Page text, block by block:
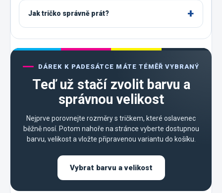
Jak tričko správně prát?
DÁREK K PADESÁTCE MÁTE TÉMĚŘ VYBRANÝ
Teď už stačí zvolit barvu a
správnou velikost
Nejprve porovnejte rozměry s tričkem, které oslavenec
běžně nosí. Potom nahoře na stránce vyberte dostupnou
barvu, velikost a vložte připravenou variantu do košíku.
Vybrat barvu a velikost